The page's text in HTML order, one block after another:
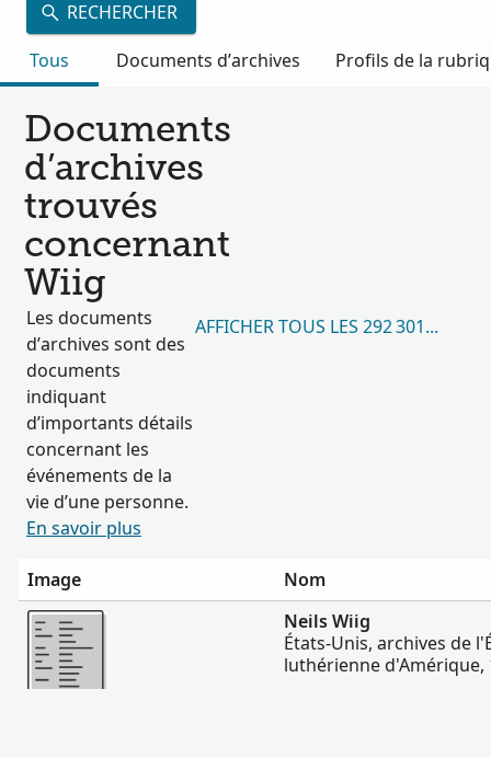
RECHERCHER
Tous
Documents d’archives Profils de la
Documents
d’archives
trouvés
concernant
Wiig
Les documents
d’archives sont des
documents
indiquant
d’importants détails
concernant les
événements de la
vie d’une personne.
En savoir plus
AFFICHER TOUS LES 292 301
Image
Nom
Plus
Neils Wiig
États-Unis, archives de
luthérienne d'Amérique,